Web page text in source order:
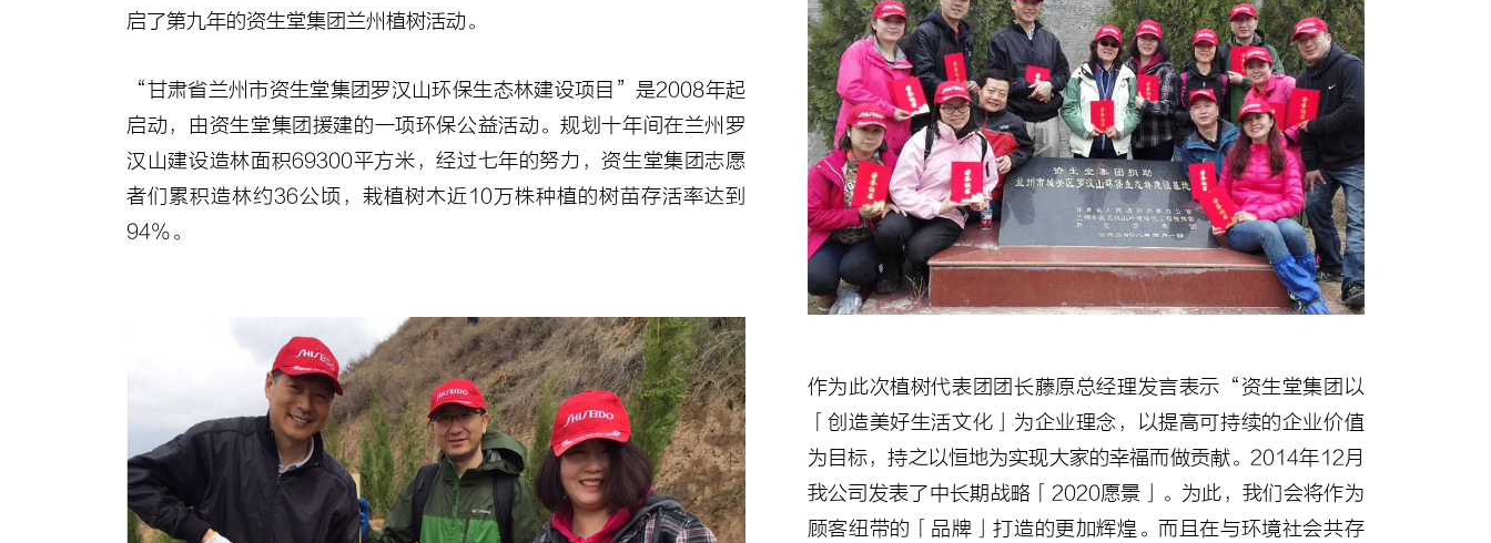
启了第九年的资生堂集团兰州植树活动。
“甘肃省兰州市资生堂集团罗汉山环保生态林建设项目”是2008年起
启动，由资生堂集团援建的一项环保公益活动。规划十年间在兰州罗
汉山建设造林面积69300平方米，经过七年的努力，资生堂集团志愿
者们累积造林约36公顷，栽植树木近10万株种植的树苗存活率达到
94%。
作为此次植树代表团团长藤原总经理发言表示“资生堂集团以
「创造美好生活文化」为企业理念，以提高可持续的企业价值
为目标，持之以恒地为实现大家的幸福而做贡献。2014年12月
我公司发表了中长期战略「2020愿景」。为此，我们会将作为
顾客纽带的「品牌」打造的更加辉煌。而且在与环境社会共存